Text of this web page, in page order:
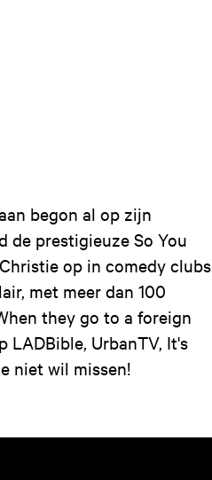
begon al op zijn
de prestigieuze So You
op in comedy clubs
met meer dan 100
they go to a foreign
UrbanTV, It's
niet wil missen!